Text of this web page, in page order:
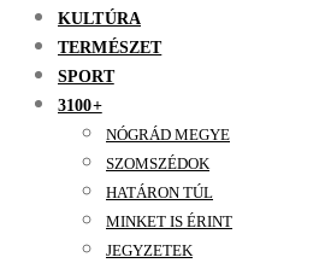
KULTÚRA
TERMÉSZET
SPORT
3100+
NÓGRÁD MEGYE
SZOMSZÉDOK
HATÁRON TÚL
MINKET IS ÉRINT
JEGYZETEK